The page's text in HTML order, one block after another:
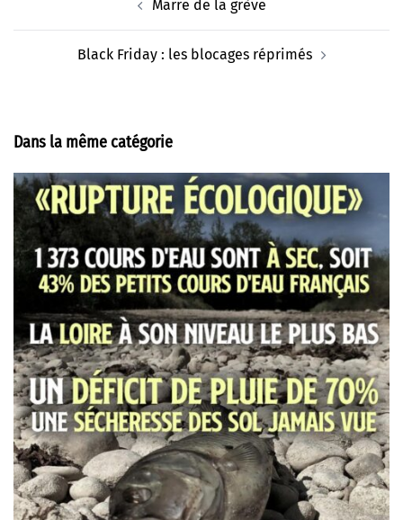
Marre de la grève
Black Friday : les blocages réprimés
Dans la même catégorie